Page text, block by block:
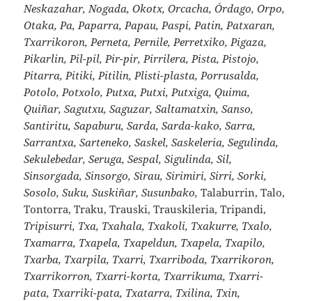
Neskazahar, Nogada, Okotx, Orcacha, Órdago, Orpo,
Otaka, Pa, Paparra, Papau, Paspi, Patin, Patxaran,
Txarrikoron, Perneta, Pernile, Perretxiko, Pigaza,
Pikarlin, Pil-pil, Pir-pir, Pirrilera, Pista, Pistojo,
Pitarra, Pitiki, Pitilin, Plisti-plasta, Porrusalda,
Potolo, Potxolo, Putxa, Putxi, Putxiga, Quima,
Quiñar, Sagutxu, Saguzar, Saltamatxin, Sanso,
Santiritu, Sapaburu, Sarda, Sarda-kako, Sarra,
Sarrantxa, Sarteneko, Saskel, Saskeleria, Segulinda,
Sekulebedar, Seruga, Sespal, Sigulinda, Sil,
Sinsorgada, Sinsorgo, Sirau, Sirimiri, Sirri, Sorki,
Sosolo, Suku, Suskiñar, Susunbako, Talaburrin, Talo,
Tontorra, Traku, Trauski, Trauskileria, Tripandi,
Tripisurri, Txa, Txahala, Txakoli, Txakurre, Txalo,
Txamarra, Txapela, Txapeldun, Txapela, Txapilo,
Txarba, Txarpila, Txarri, Txarriboda, Txarrikoron,
Txarrikorron, Txarri-korta, Txarrikuma, Txarri-
pata, Txarriki-pata, Txatarra, Txilina, Txin,